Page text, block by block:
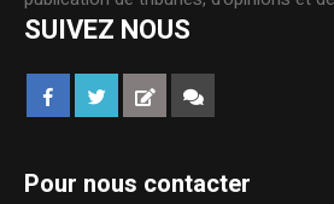
SUIVEZ NOUS
Pour nous contacter